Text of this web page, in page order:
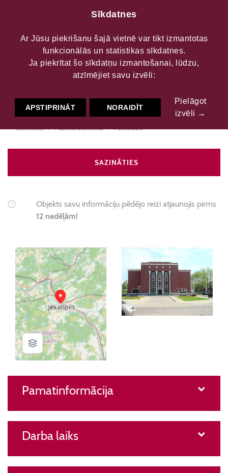
Jēkabpils novada
Galvenā bibliotēka
Bibliotēkas Publiskā bibliotēka Pašvaldību
SAZINĀTIES
Objekts savu informāciju pēdējo reizi atjaunojis pirms
12 nedēļām!
Pamatinformācija
Darba laiks
Sīkdatnes
Ar Jūsu piekrišanu šajā vietnē var tikt izmantotas
funkcionālās un statistikas sīkdatnes.
Ja piekrītat šo sīkdatņu izmantošanai, lūdzu,
atzīmējiet savu izvēli:
APSTIPRINĀT NORAIDĪT
Pielāgot
izvēli →